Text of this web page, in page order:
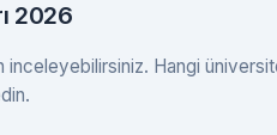
2026
inceleyebilirsiniz. Hangi